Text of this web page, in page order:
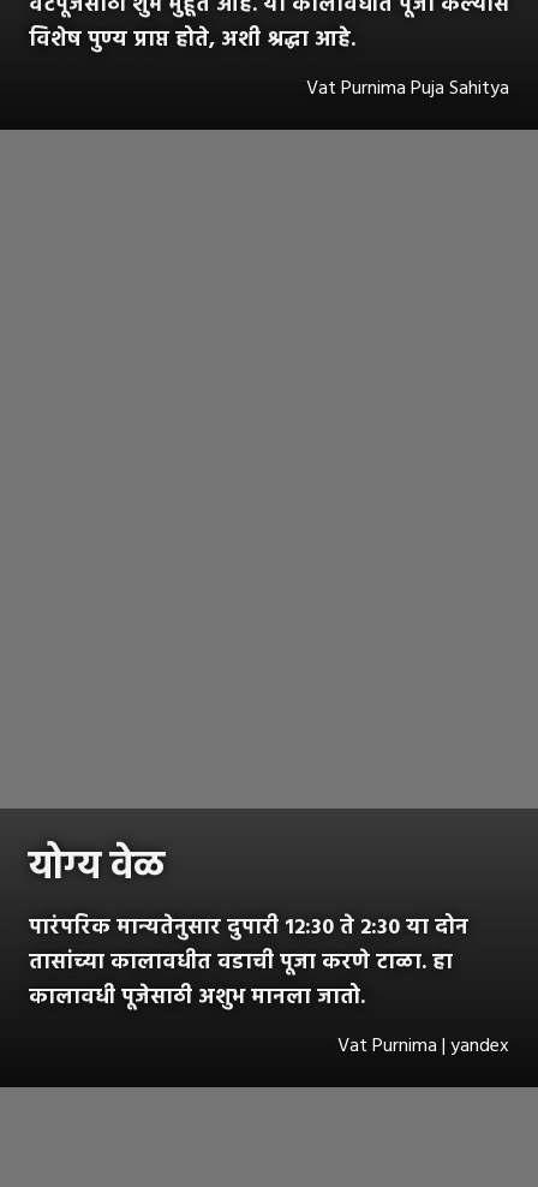
विशेष पुण्य प्राप्त होते, अशी श्रद्धा आहे.
Vat Purnima Puja Sahitya
योग्य वेळ
पारंपरिक मान्यतेनुसार दुपारी 12:30 ते 2:30 या दोन
तासांच्या कालावधीत वडाची पूजा करणे टाळा. हा
कालावधी पूजेसाठी अशुभ मानला जातो.
Vat Purnima | yandex